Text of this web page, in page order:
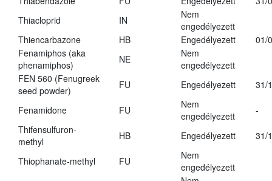
Thiacloprid
IN
Nem
engedélyezett
Thiencarbazone
HB Engedélyezett
01/
Fenamiphos (aka
phenamiphos)
NE
Nem
engedélyezett
FEN 560 (Fenugreek
seed powder)
FU Engedélyezett 31/
Fenamidone FU
Nem
engedélyezett
-
Thifensulfuron-
methyl
HB Engedélyezett 31/
Thiophanate-methyl FU
Nem
engedélyezett